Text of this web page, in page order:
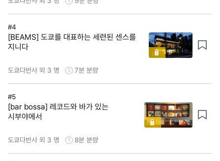
#4
[BEAMS] 도쿄를 대표하는 세련된 센스를
지니다
도쿄다반사 외 3 명 7분 분량
#5
[bar bossa] 레코드와 바가 있는
시부야에서
도쿄다반사 외 3 명 8분 분량